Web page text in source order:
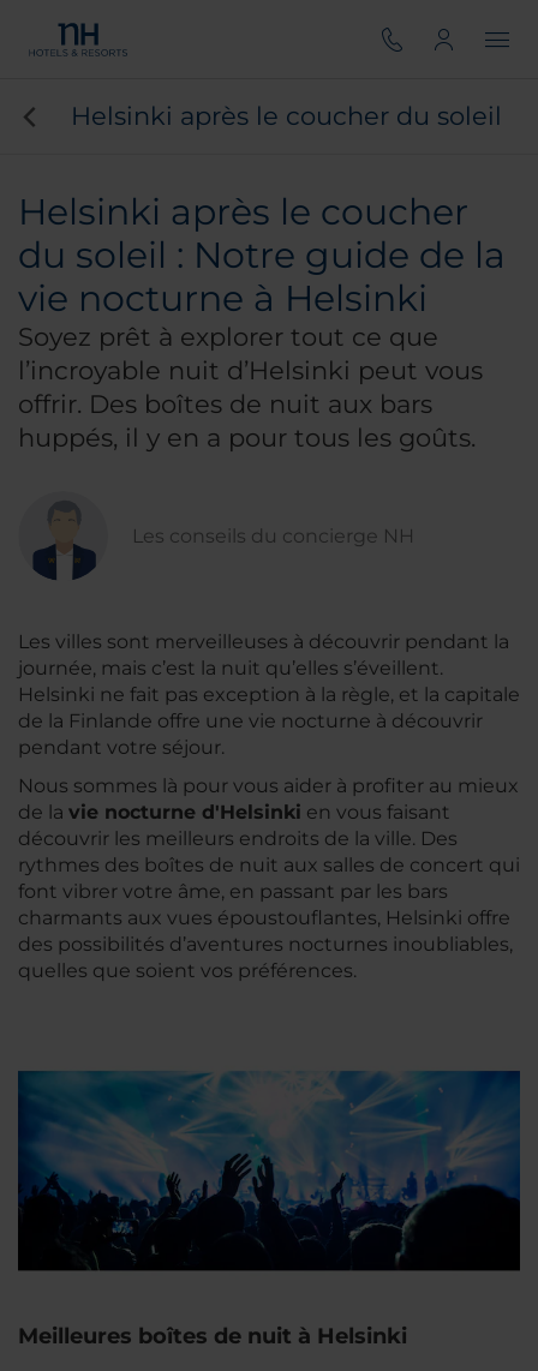
Helsinki après le coucher du soleil
Helsinki après le coucher
du soleil : Notre guide de la
vie nocturne à Helsinki
Soyez prêt à explorer tout ce que
l’incroyable nuit d’Helsinki peut vous
offrir. Des boîtes de nuit aux bars
huppés, il y en a pour tous les goûts.
Les conseils du concierge NH
Les villes sont merveilleuses à découvrir pendant la
journée, mais c’est la nuit qu’elles s’éveillent.
Helsinki ne fait pas exception à la règle, et la capitale
de la Finlande offre une vie nocturne à découvrir
pendant votre séjour.
Nous sommes là pour vous aider à profiter au mieux
de la vie nocturne d'Helsinki en vous faisant
découvrir les meilleurs endroits de la ville. Des
rythmes des boîtes de nuit aux salles de concert qui
font vibrer votre âme, en passant par les bars
charmants aux vues époustouflantes, Helsinki offre
des possibilités d’aventures nocturnes inoubliables,
quelles que soient vos préférences.
Meilleures boîtes de nuit à Helsinki